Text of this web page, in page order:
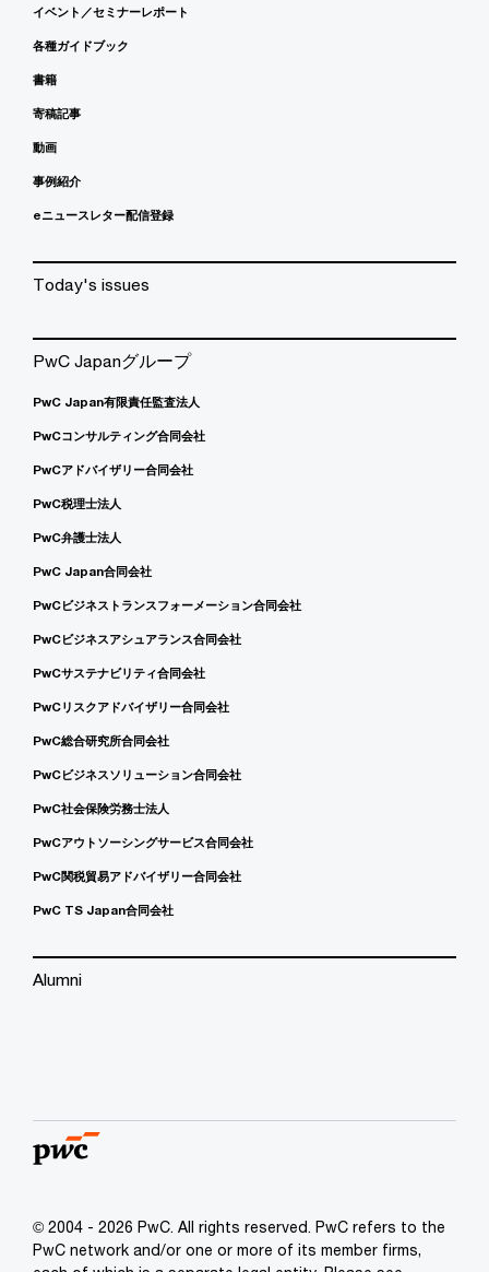
イベント／セミナーレポート
各種ガイドブック
書籍
寄稿記事
動画
事例紹介
eニュースレター配信登録
Today's issues
PwC Japanグループ
PwC Japan有限責任監査法人
PwCコンサルティング合同会社
PwCアドバイザリー合同会社
PwC税理士法人
PwC弁護士法人
PwC Japan合同会社
PwCビジネストランスフォーメーション合同会社
PwCビジネスアシュアランス合同会社
PwCサステナビリティ合同会社
PwCリスクアドバイザリー合同会社
PwC総合研究所合同会社
PwCビジネスソリューション合同会社
PwC社会保険労務士法人
PwCアウトソーシングサービス合同会社
PwC関税貿易アドバイザリー合同会社
PwC TS Japan合同会社
Alumni
© 2004 - 2026 PwC. All rights reserved. PwC refers to the
PwC network and/or one or more of its member firms,